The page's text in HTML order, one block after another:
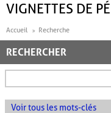
VIGNETTES DE
Accueil Recherche
RECHERCHER
Voir tous les mots-clés